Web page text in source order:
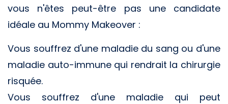
vous n'êtes peut-être pas une candidate
idéale au Mommy Makeover :
Vous souffrez d'une maladie du sang ou d'une
maladie auto-immune qui rendrait la chirurgie
risquée.
Vous souffrez d'une maladie qui peut